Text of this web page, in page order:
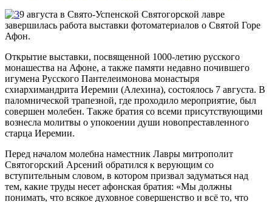
9 августа в Свято-Успенской Святогорской лавре
завершилась работа выставки фотоматериалов о Святой Горе
Афон.
Открытие выставки, посвященной 1000-летию русского
монашества на Афоне, а также памяти недавно почившего
игумена Русского Пантелеимонова монастыря
схиархимандрита Иеремии (Алехина), состоялось 7 августа. В
паломнической трапезной, где проходило мероприятие, был
совершен молебен. Также братия со всеми присутствующими
вознесла молитвы о упокоении души новопреставленного
старца Иеремии.
Перед началом молебна наместник Лавры митрополит
Святогорский Арсений обратился к верующим со
вступительным словом, в котором призвал задуматься над
тем, какие труды несет афонская братия: «Мы должны
понимать, что всякое духовное совершенство и всё то, что